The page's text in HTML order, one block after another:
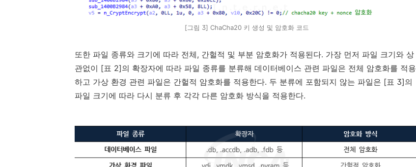
[그림 3] ChaCha20 키 생성 및 암호화 코드
또한 파일 종류와 크기에 따라 전체, 간헐적 및 부분 암호화가 적용된다. 가장 먼저 파일 크기와 상
관없이 [표 2]의 확장자에 따라 파일 종류를 분류해 데이터베이스 관련 파일은 전체 암호화를 적용
하고 가상 환경 관련 파일은 간헐적 암호화를 적용한다. 두 분류에 포함되지 않는 파일은 [표 3]의
파일 크기에 따라 다시 분류 후 각각 다른 암호화 방식을 적용한다.